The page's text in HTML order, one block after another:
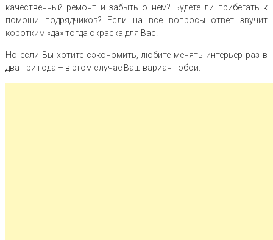
качественный ремонт и забыть о нём? Будете ли прибегать к
помощи подрядчиков? Если на все вопросы ответ звучит
коротким «да» тогда окраска для Вас.
Но если Вы хотите сэкономить, любите менять интерьер раз в
два-три года – в этом случае Ваш вариант обои.